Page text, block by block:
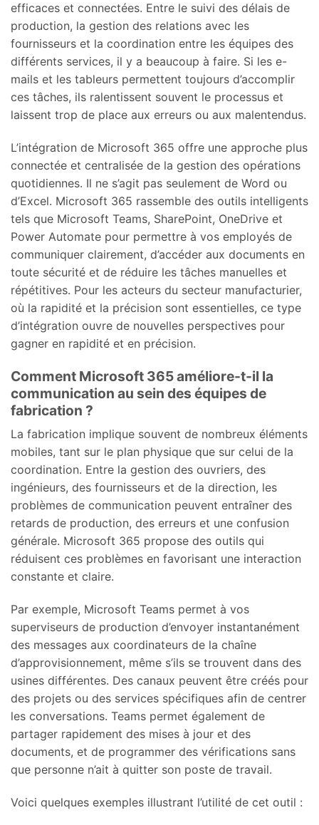
efficaces et connectées. Entre le suivi des délais de
production, la gestion des relations avec les
fournisseurs et la coordination entre les équipes des
différents services, il y a beaucoup à faire. Si les e-
mails et les tableurs permettent toujours d’accomplir
ces tâches, ils ralentissent souvent le processus et
laissent trop de place aux erreurs ou aux malentendus.
L’intégration de Microsoft 365 offre une approche plus
connectée et centralisée de la gestion des opérations
quotidiennes. Il ne s’agit pas seulement de Word ou
d’Excel. Microsoft 365 rassemble des outils intelligents
tels que Microsoft Teams, SharePoint, OneDrive et
Power Automate pour permettre à vos employés de
communiquer clairement, d’accéder aux documents en
toute sécurité et de réduire les tâches manuelles et
répétitives. Pour les acteurs du secteur manufacturier,
où la rapidité et la précision sont essentielles, ce type
d’intégration ouvre de nouvelles perspectives pour
gagner en rapidité et en précision.
Comment Microsoft 365 améliore-t-il la
communication au sein des équipes de
fabrication ?
La fabrication implique souvent de nombreux éléments
mobiles, tant sur le plan physique que sur celui de la
coordination. Entre la gestion des ouvriers, des
ingénieurs, des fournisseurs et de la direction, les
problèmes de communication peuvent entraîner des
retards de production, des erreurs et une confusion
générale. Microsoft 365 propose des outils qui
réduisent ces problèmes en favorisant une interaction
constante et claire.
Par exemple, Microsoft Teams permet à vos
superviseurs de production d’envoyer instantanément
des messages aux coordinateurs de la chaîne
d’approvisionnement, même s’ils se trouvent dans des
usines différentes. Des canaux peuvent être créés pour
des projets ou des services spécifiques afin de centrer
les conversations. Teams permet également de
partager rapidement des mises à jour et des
documents, et de programmer des vérifications sans
que personne n’ait à quitter son poste de travail.
Voici quelques exemples illustrant l’utilité de cet outil :